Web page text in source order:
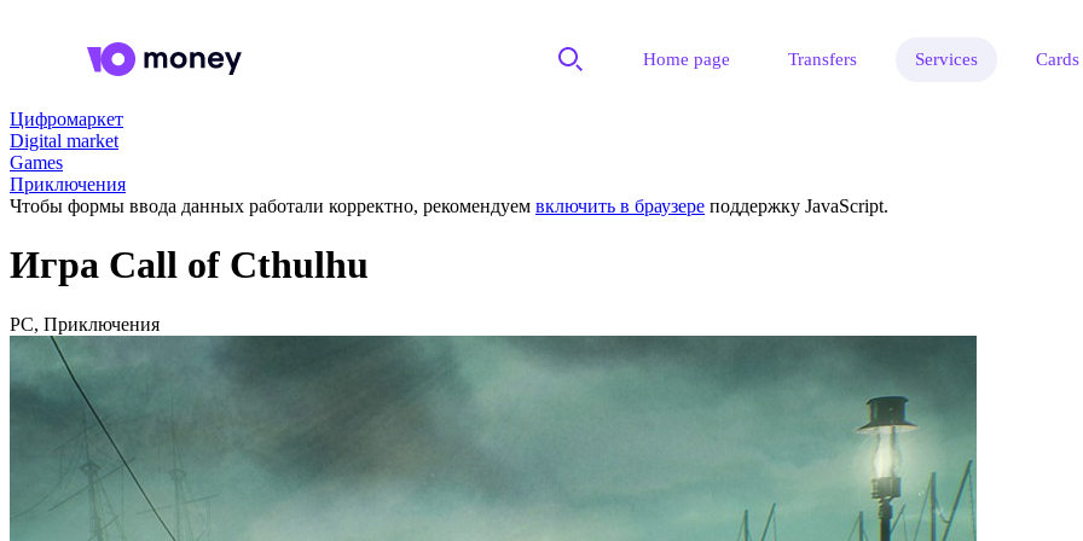
Home page Transfers Services Cards
Цифромаркет
Digital market
Games
Приключения
Чтобы формы ввода данных работали корректно, рекомендуем включить в браузере поддержку JavaScript.
Игра Call of Cthulhu
PC, Приключения